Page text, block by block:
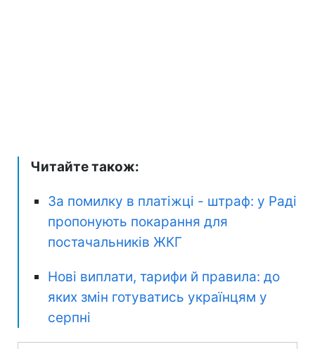
Читайте також:
За помилку в платіжці - штраф: у Раді
пропонують покарання для
постачальників ЖКГ
Нові виплати, тарифи й правила: до
яких змін готуватись українцям у
серпні